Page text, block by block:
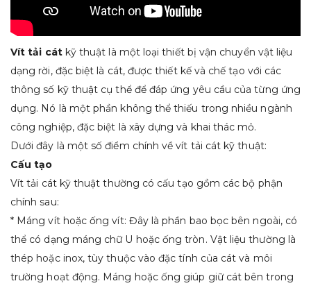
Vít tải cátkỹ thuật là một loại thiết bị vận chuyển vật liệu
dạng rời, đặc biệt là cát, được thiết kế và chế tạo với các
thông số kỹ thuật cụ thể để đáp ứng yêu cầu của từng ứng
dụng. Nó là một phần không thể thiếu trong nhiều ngành
công nghiệp, đặc biệt là xây dựng và khai thác mỏ.
Dưới đây là một số điểm chính về vít tải cát kỹ thuật:
Cấu tạo
Vít tải cát kỹ thuật thường có cấu tạo gồm các bộ phận
chính sau:
* Máng vít hoặc ống vít: Đây là phần bao bọc bên ngoài, có
thể có dạng máng chữ U hoặc ống tròn. Vật liệu thường là
thép hoặc inox, tùy thuộc vào đặc tính của cát và môi
trường hoạt động. Máng hoặc ống giúp giữ cát bên trong